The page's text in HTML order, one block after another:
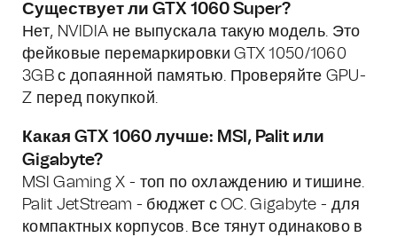
Существует ли GTX 1060 Super?
Нет, NVIDIA не выпускала такую модель. Это
фейковые перемаркировки GTX 1050/1060
3GB с допаянной памятью. Проверяйте GPU-
Z перед покупкой.
Какая GTX 1060 лучше: MSI, Palit или
Gigabyte?
MSI Gaming X - топ по охлаждению и тишине.
Palit JetStream - бюджет с OC. Gigabyte - для
компактных корпусов. Все тянут одинаково в